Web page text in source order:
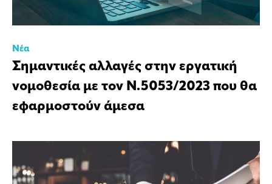
Νέα
Σημαντικές αλλαγές στην εργατική
νομοθεσία με τον Ν.5053/2023 που θα
εφαρμοστούν άμεσα